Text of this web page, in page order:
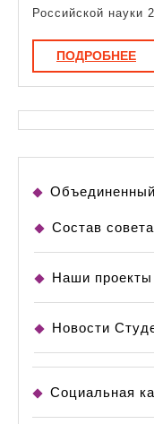
Российской
ПОДРОБНЕЕ
Состав совета
Наши проекты
Новости
Социальная